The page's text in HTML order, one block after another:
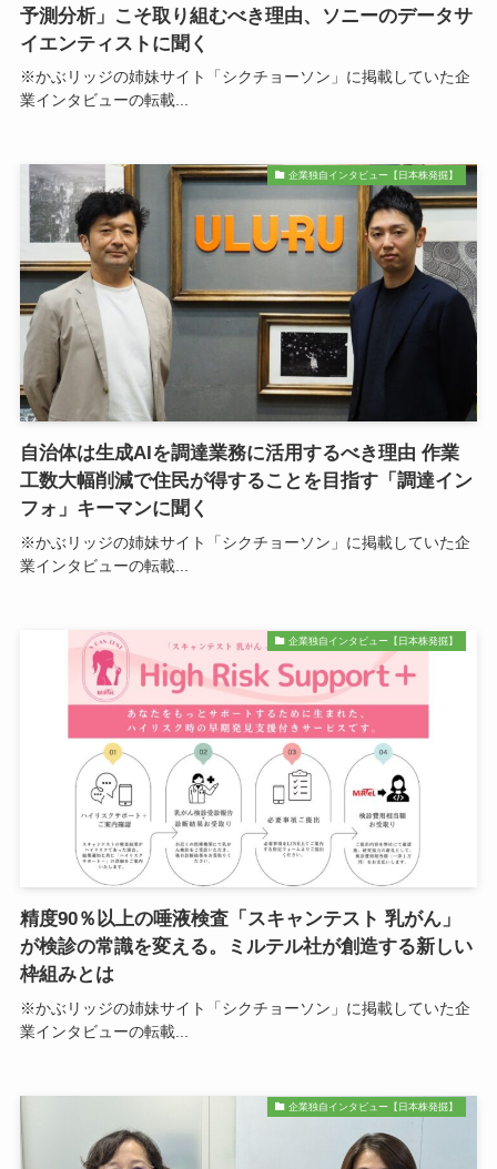
予測分析」こそ取り組むべき理由、ソニーのデータサ
イエンティストに聞く
※かぶリッジの姉妹サイト「シクチョーソン」に掲載していた企
業インタビューの転載...
企業独自インタビュー【日本株発掘】
自治体は生成AIを調達業務に活用するべき理由 作業
工数大幅削減で住民が得することを目指す「調達イン
フォ」キーマンに聞く
※かぶリッジの姉妹サイト「シクチョーソン」に掲載していた企
業インタビューの転載...
企業独自インタビュー【日本株発掘】
精度90％以上の唾液検査「スキャンテスト 乳がん」
が検診の常識を変える。ミルテル社が創造する新しい
枠組みとは
※かぶリッジの姉妹サイト「シクチョーソン」に掲載していた企
業インタビューの転載...
企業独自インタビュー【日本株発掘】